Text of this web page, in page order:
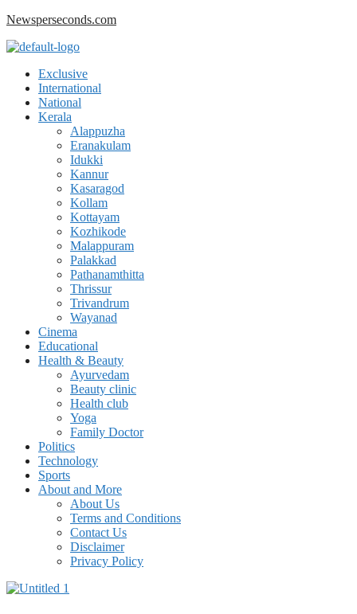
Skip
content
Newsperseconds.com
Menu
Exclusive
International
National
Kerala
Alappuzha
Eranakulam
Idukki
Kannur
Kasaragod
Kollam
Kottayam
Kozhikode
Malappuram
Palakkad
Pathanamthitta
Thrissur
Trivandrum
Wayanad
Cinema
Educational
Health & Beauty
Ayurvedam
Beauty clinic
Health club
Yoga
Family Doctor
Politics
Technology
Sports
About and More
About Us
Terms and Conditions
Contact Us
Disclaimer
Privacy Policy